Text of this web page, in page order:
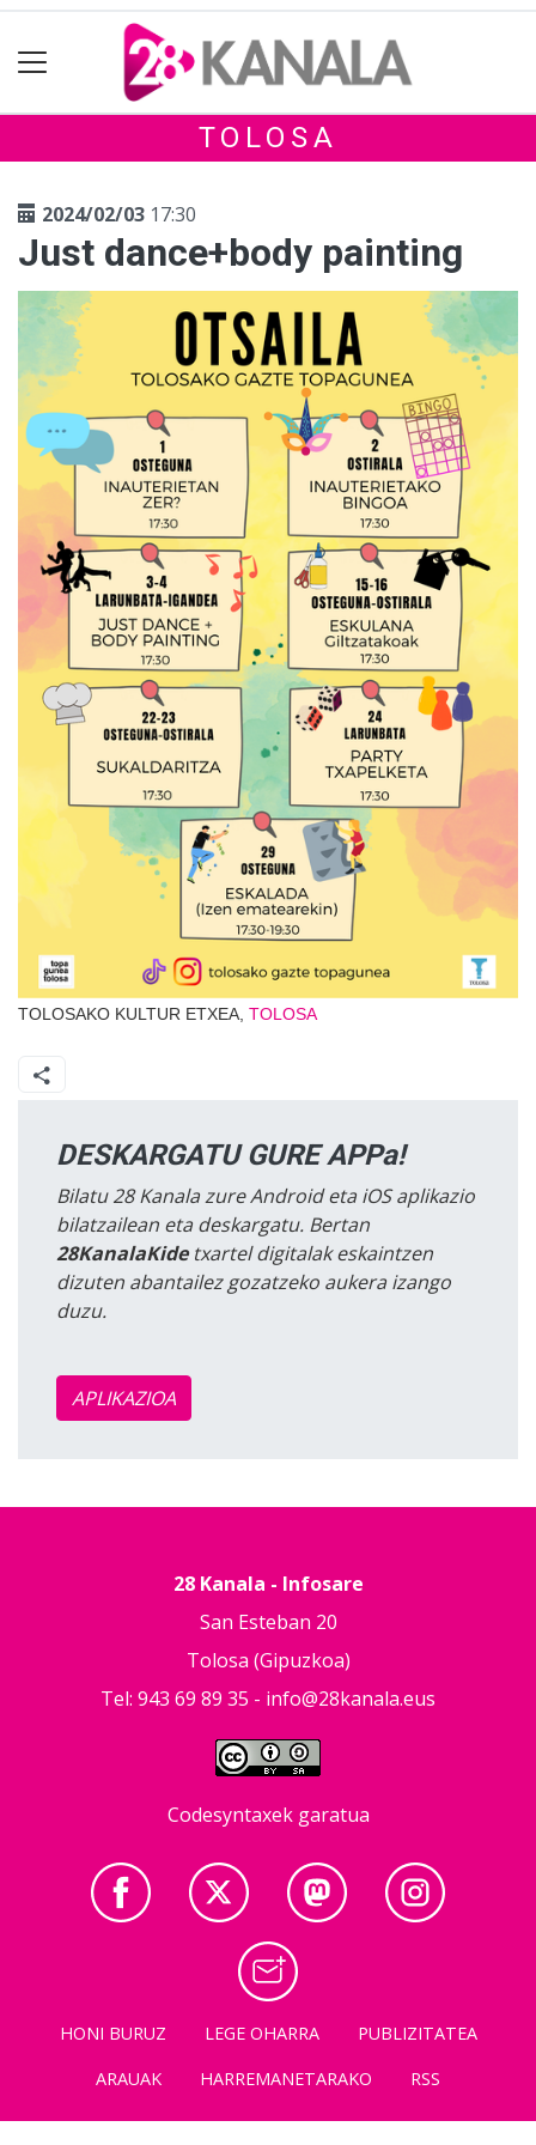
TOLOSA
2024/02/03 17:30
Just dance+body painting
TOLOSAKO KULTUR ETXEA, TOLOSA
DESKARGATU GURE APPa!
Bilatu 28 Kanala zure Android eta iOS aplikazio
bilatzailean eta deskargatu. Bertan
28KanalaKidetxartel digitalak eskaintzen
dizuten abantailez gozatzeko aukera izango
duzu.
APLIKAZIOA
28 Kanala - Infosare
San Esteban 20
Tolosa (Gipuzkoa)
Tel: 943 69 89 35 - info@28kanala.eus
Codesyntaxek garatua
HONI BURUZ LEGE OHARRA
PUBLIZITATEA
ARAUAK
HARREMANETARAKO RSS